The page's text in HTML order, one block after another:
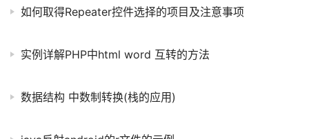
如何取得Repeater控件选择的项目及注意事项
实例详解PHP中html word 互转的方法
数据结构 中数制转换(栈的应用)